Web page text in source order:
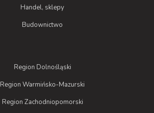
Handel, sklepy
Budownictwo
Region Dolnośląski
Region Warmińsko-Mazurski
Region Zachodniopomorski